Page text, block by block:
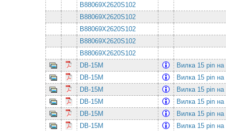
B88069X2620S102
B88069X2620S102
B88069X2620S102
B88069X2620S102
B88069X2620S102
DB-15M
Вилка 15 pin
DB-15M
Вилка 15 pin
DB-15M
Вилка 15 pin
DB-15M
Вилка 15 pin
DB-15M
Вилка 15 pin
DB-15M
Вилка 15 pin